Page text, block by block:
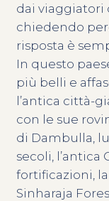
dai viaggiatori
chiedendo
risposta è
In questo
più belli e
l’antica città-
con le sue
di Dambulla,
secoli, l’antica
fortificazioni, la
Sinharaja